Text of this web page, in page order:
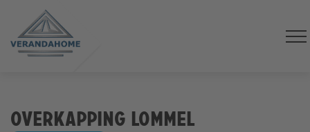
Overkapping Lommel